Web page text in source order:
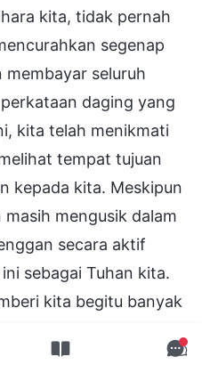
kita, tidak pernah
segenap
seluruh
daging yang
kita telah menikmati
tempat tujuan
kepada kita. Meskipun
mengusik dalam
secara aktif
sebagai Tuhan kita.
kita begitu banyak
bisa menggantikan